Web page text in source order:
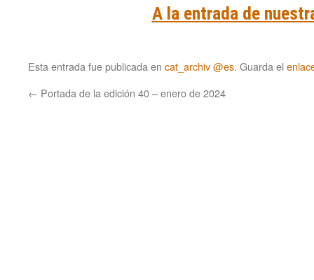
A la entrada de
Esta entrada fue publicada en cat_archiv @es. Guarda el
← Portada de la edición 40 – enero de 2024